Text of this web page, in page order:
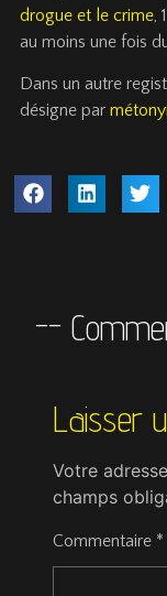
drogue et le crime
au moins une fois
Dans un autre
désigne par
--
Laisser
Votre
champs
Commentaire *